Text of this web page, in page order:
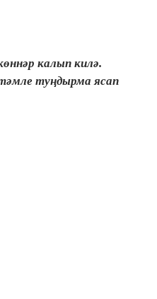
калып килә.
туңдырма ясап